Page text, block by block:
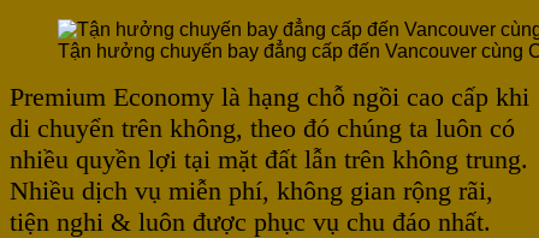
Tận hưởng chuyến bay đẳng cấp đến Vancouver cùng
Premium Economy là hạng chỗ ngồi cao cấp khi
di chuyển trên không, theo đó chúng ta luôn có
nhiều quyền lợi tại mặt đất lẫn trên không trung.
Nhiều dịch vụ miễn phí, không gian rộng rãi,
tiện nghi & luôn được phục vụ chu đáo nhất.